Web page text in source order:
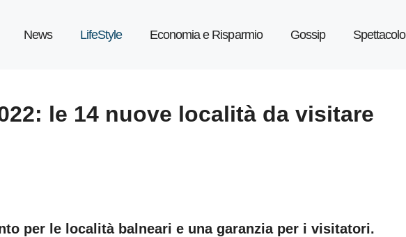
News LifeStyle Economia e Risparmio Gossip Spettacolo
le 14 nuove località da visitare
per le località balneari e una garanzia per i visitatori.